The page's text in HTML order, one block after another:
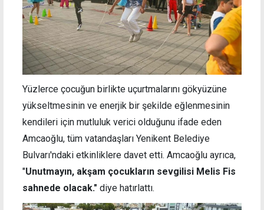
Yüzlerce çocuğun birlikte uçurtmalarını gökyüzüne
yükseltmesinin ve enerjik bir şekilde eğlenmesinin
kendileri için mutluluk verici olduğunu ifade eden
Amcaoğlu, tüm vatandaşları Yenikent Belediye
Bulvarı'ndaki etkinliklere davet etti. Amcaoğlu ayrıca,
"Unutmayın, akşam çocukların sevgilisi Melis Fis
sahnede olacak." diye hatırlattı.